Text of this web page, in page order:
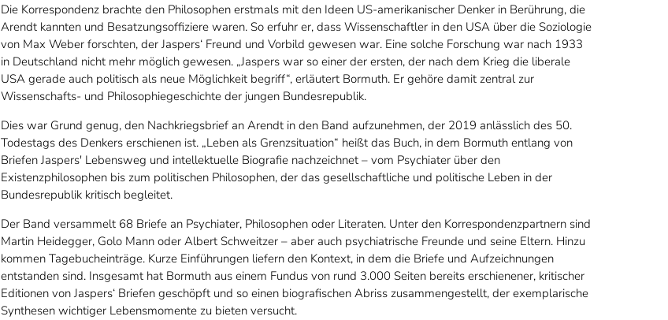
Die Korrespondenz brachte den Philosophen erstmals mit den Ideen US-amerikanischer Denker in Berührung, die
Arendt kannten und Besatzungsoffiziere waren. So erfuhr er, dass Wissenschaftler in den USA über die Soziologie
von Max Weber forschten, der Jaspers‘ Freund und Vorbild gewesen war. Eine solche Forschung war nach 1933
in Deutschland nicht mehr möglich gewesen. „Jaspers war so einer der ersten, der nach dem Krieg die liberale
USA gerade auch politisch als neue Möglichkeit begriff“, erläutert Bormuth. Er gehöre damit zentral zur
Wissenschafts- und Philosophiegeschichte der jungen Bundesrepublik.
Dies war Grund genug, den Nachkriegsbrief an Arendt in den Band aufzunehmen, der 2019 anlässlich des 50.
Todestags des Denkers erschienen ist. „Leben als Grenzsituation“ heißt das Buch, in dem Bormuth entlang von
Briefen Jaspers' Lebensweg und intellektuelle Biografie nachzeichnet – vom Psychiater über den
Existenzphilosophen bis zum politischen Philosophen, der das gesellschaftliche und politische Leben in der
Bundesrepublik kritisch begleitet.
Der Band versammelt 68 Briefe an Psychiater, Philosophen oder Literaten. Unter den Korrespondenzpartnern sind
Martin Heidegger, Golo Mann oder Albert Schweitzer – aber auch psychiatrische Freunde und seine Eltern. Hinzu
kommen Tagebucheinträge. Kurze Einführungen liefern den Kontext, in dem die Briefe und Aufzeichnungen
entstanden sind. Insgesamt hat Bormuth aus einem Fundus von rund 3.000 Seiten bereits erschienener, kritischer
Editionen von Jaspers‘ Briefen geschöpft und so einen biografischen Abriss zusammengestellt, der exemplarische
Synthesen wichtiger Lebensmomente zu bieten versucht.